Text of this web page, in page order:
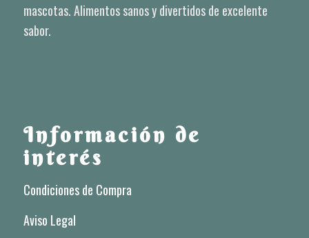
mascotas. Alimentos sanos y divertidos de excelente
sabor.
Información de
interés
Condiciones de Compra
Aviso Legal